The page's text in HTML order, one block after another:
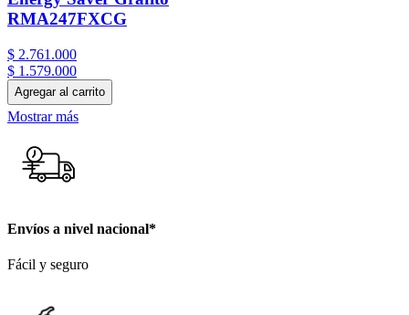
RMA247FXCG
$ 2.761 .000
$ 1 .579.000
Agregar al carrito
Mostrar más
Envíos a nivel nacional*
Fácil y seguro